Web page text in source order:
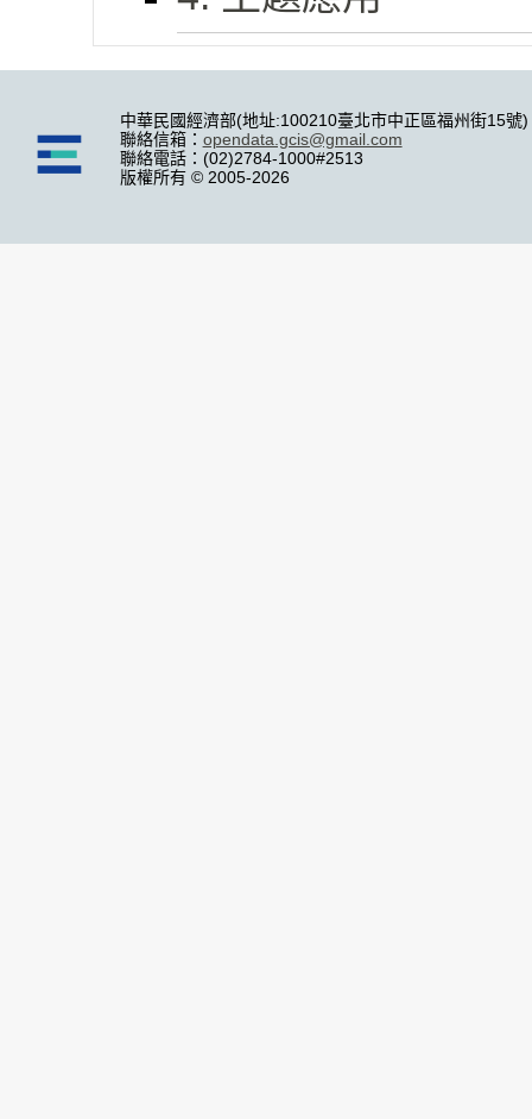
中華民國經濟部(地址:100210臺北市中正區福州街15號)
聯絡信箱： opendata.gcis@gmail.com
聯絡電話：(02)2784-1000#2513
版權所有 © 2005-2026